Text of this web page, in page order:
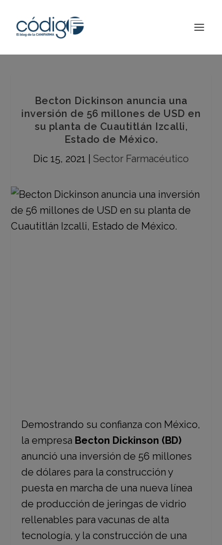
Becton Dickinson anuncia una
inversión de 56 millones de USD en
su planta de Cuautitlán Izcalli,
Estado de México.
Dic 15, 2021
Sector Farmacéutico
Demostrando su confianza con México,
la empresa Becton Dickinson (BD)
anunció una inversión de 56 millones
de dólares para la construcción y
puesta en marcha de una nueva línea
de producción de jeringas de vidrio
rellenables para vacunas de alta
tecnología, y la construcción de una